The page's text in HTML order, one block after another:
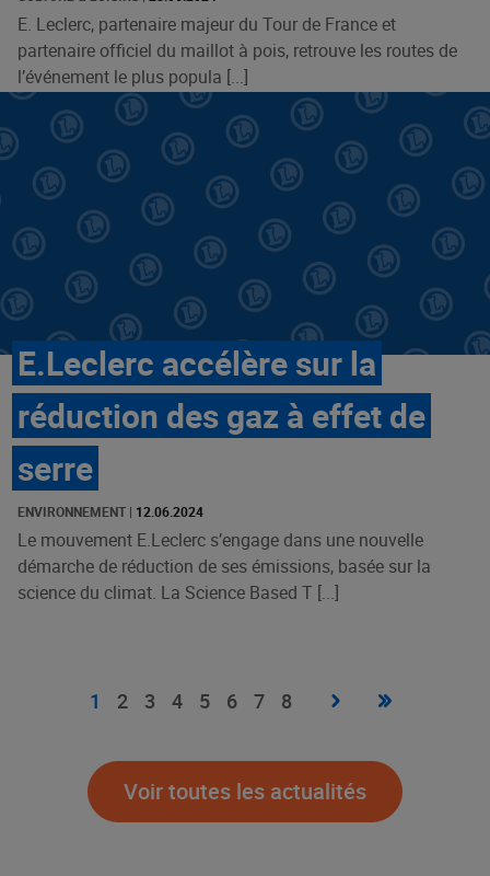
E. Leclerc, partenaire majeur du Tour de France et
partenaire officiel du maillot à pois, retrouve les routes de
l’événement le plus popula [...]
E.Leclerc accélère sur la
réduction des gaz à effet de
serre
ENVIRONNEMENT | 12.06.2024
Le mouvement E.Leclerc s’engage dans une nouvelle
démarche de réduction de ses émissions, basée sur la
science du climat. La Science Based T [...]
Page
1 Page
2 Page
3 Page
4 Page
5 Page
6 Page
7 Page
8
Page
Dernière
»
Voir toutes les actualités